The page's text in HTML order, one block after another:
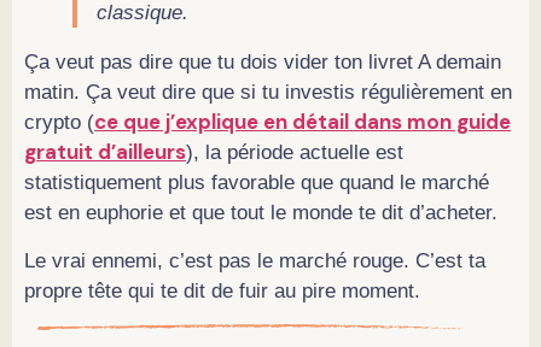
classique.
Ça veut pas dire que tu dois vider ton livret A demain
matin. Ça veut dire que si tu investis régulièrement en
crypto (ce que j’explique en détail dans mon guide
gratuit d’ailleurs), la période actuelle est
statistiquement plus favorable que quand le marché
est en euphorie et que tout le monde te dit d’acheter.
Le vrai ennemi, c’est pas le marché rouge. C’est ta
propre tête qui te dit de fuir au pire moment.